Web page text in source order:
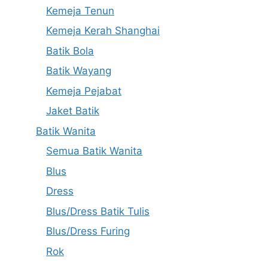
Kemeja Tenun
Kemeja Kerah Shanghai
Batik Bola
Batik Wayang
Kemeja Pejabat
Jaket Batik
Batik Wanita
Semua Batik Wanita
Blus
Dress
Blus/Dress Batik Tulis
Blus/Dress Furing
Rok